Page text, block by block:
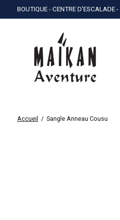
BOUTIQUE - CENTRE D'ESCALADE
Accueil / Sangle Anneau Cousu